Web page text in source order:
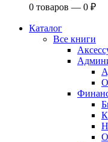
0 товаров — 0 ₽
Каталог
Все книги